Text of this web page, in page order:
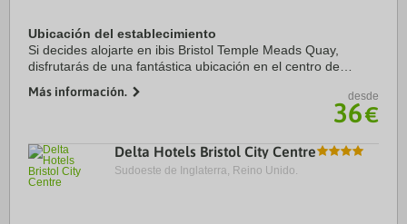
Ubicación del establecimiento
Si decides alojarte en ibis Bristol Temple Meads Quay,
disfrutarás de una fantástica ubicación en el centro de
Cabot Circus y University of ...
Más información. desde
36€
Delta Hotels Bristol City Centre
Sudoeste de Inglaterra, Reino Unido.